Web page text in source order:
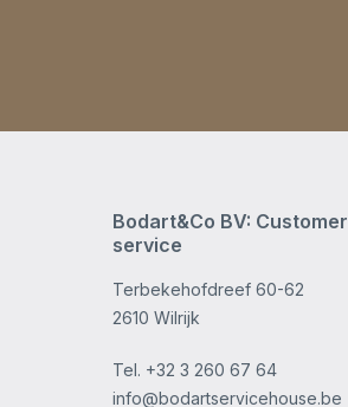
Bodart&Co BV: Customer
service
Terbekehofdreef 60-62
2610 Wilrijk
Tel. +32 3 260 67 64
info@bodartservicehouse.be